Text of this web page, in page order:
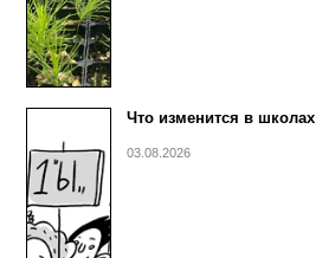
Что изменится в школах
03.08.2026